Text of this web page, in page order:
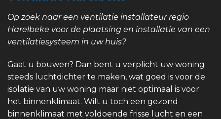
Op zoek naar een ventilatie installateur regio
Harelbeke voor de plaatsing en installatie van een
ventilatiesysteem in uw huis?
Gaat u bouwen? Dan bent u verplicht uw woning
steeds luchtdichter te maken, wat goed is voor de
isolatie van uw woning maar niet optimaal is voor
het binnenklimaat. Wilt u toch een gezond
binnenklimaat met voldoende frisse lucht en een